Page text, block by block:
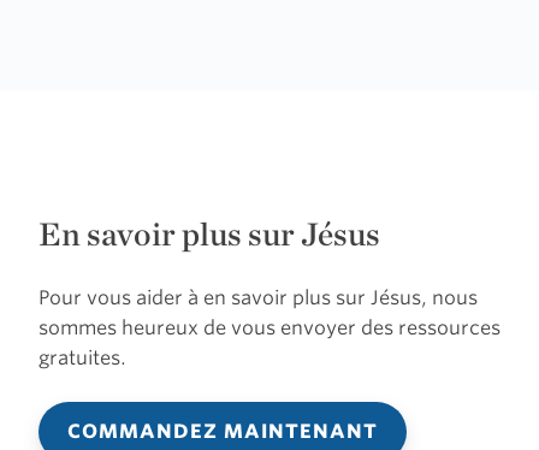
En savoir plus sur Jésus
Pour vous aider à en savoir plus sur Jésus, nous
sommes heureux de vous envoyer des ressources
gratuites.
COMMANDEZ MAINTENANT